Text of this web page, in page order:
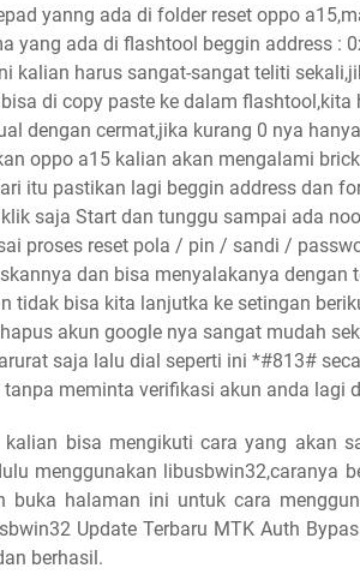
yanng ada di folder reset oppo
yang ada di flashtool beggin address :
kalian harus sangat-sangat teliti
di copy paste ke dalam
dengan cermat,jika kurang 0 nya
oppo a15 kalian akan mengalami
itu pastikan lagi beggin address dan
saja Start dan tunggu sampai ada
proses reset pola / pin / sandi /
dan bisa menyalakanya
tidak bisa kita lanjutka ke setingan
akun google nya sangat mudah
saja lalu dial seperti ini *#813#
tanpa meminta verifikasi akun anda lagi
kalian bisa mengikuti cara yang akan
menggunakan libusbwin32,caranya
buka halaman ini untuk cara
Update Terbaru MTK Auth
berhasil.